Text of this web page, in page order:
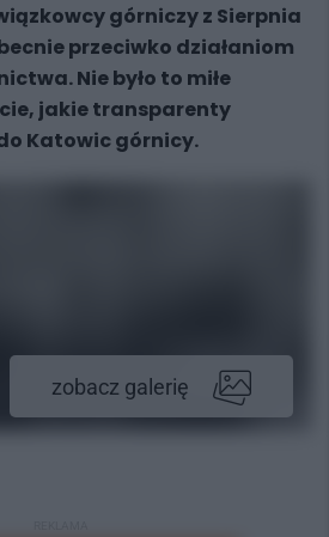
górniczy z Sierpnia
przeciwko działaniom
Nie było to miłe
jakie transparenty
Katowic górnicy.
zobacz galerię